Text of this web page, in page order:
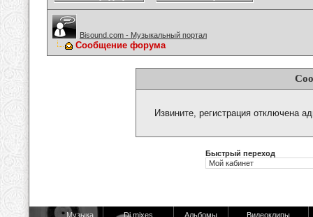
Bisound.com - Музыкальный портал
Сообщение форума
Извините, регистрация отключена
Быстрый переход
Музыка Dj mixes Альбомы Видеоклипы